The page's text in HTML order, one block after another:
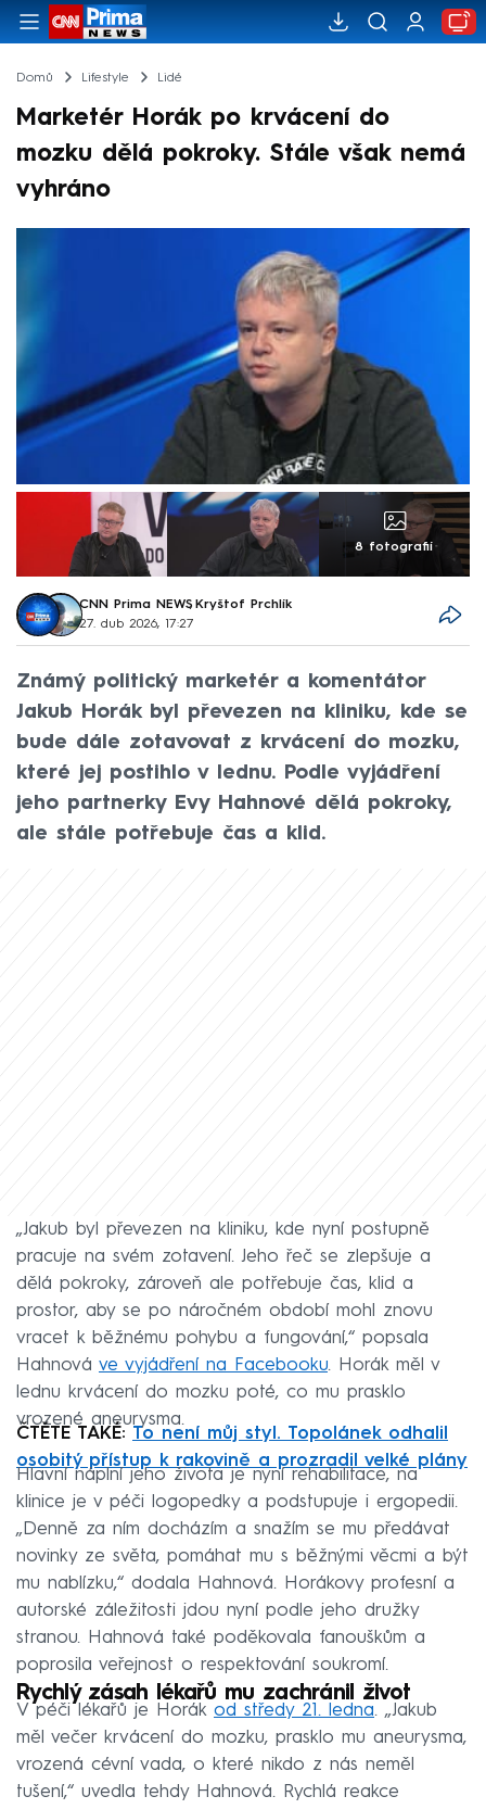
Domů Lifestyle Lidé
Marketér Horák po krvácení do
mozku dělá pokroky. Stále však nemá
vyhráno
8 fotografií
CNN Prima NEWS, Kryštof Prchlík
27. dub 2026, 17:27
Známý politický marketér a komentátor
Jakub Horák byl převezen na kliniku, kde se
bude dále zotavovat z krvácení do mozku,
které jej postihlo v lednu. Podle vyjádření
jeho partnerky Evy Hahnové dělá pokroky,
ale stále potřebuje čas a klid.
„Jakub byl převezen na kliniku, kde nyní postupně
pracuje na svém zotavení. Jeho řeč se zlepšuje a
dělá pokroky, zároveň ale potřebuje čas, klid a
prostor, aby se po náročném období mohl znovu
vracet k běžnému pohybu a fungování,“ popsala
Hahnová ve vyjádření na Facebooku. Horák měl v
lednu krvácení do mozku poté, co mu prasklo
vrozené aneurysma.
ČTĚTE TAKÉ: To není můj styl. Topolánek odhalil
osobitý přístup k rakovině a prozradil velké plány
Hlavní náplní jeho života je nyní rehabilitace, na
klinice je v péči logopedky a podstupuje i ergopedii.
„Denně za ním docházím a snažím se mu předávat
novinky ze světa, pomáhat mu s běžnými věcmi a být
mu nablízku,“ dodala Hahnová. Horákovy profesní a
autorské záležitosti jdou nyní podle jeho družky
stranou. Hahnová také poděkovala fanouškům a
poprosila veřejnost o respektování soukromí.
Rychlý zásah lékařů mu zachránil život
V péči lékařů je Horák od středy 21. ledna. „Jakub
měl večer krvácení do mozku, prasklo mu aneurysma,
vrozená cévní vada, o které nikdo z nás neměl
tušení,“ uvedla tehdy Hahnová. Rychlá reakce